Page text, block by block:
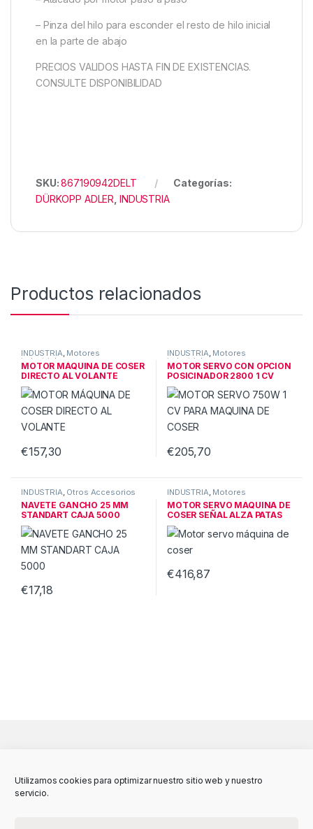
Utilizamos cookies para optimizar nuestro sitio web y nuestro
servicio.
– Pinza del hilo para esconder el resto de hilo inicial
en la parte de abajo
PRECIOS VALIDOS HASTA FIN DE EXISTENCIAS.
CONSULTE DISPONIBILIDAD
SKU:867190942DELT
Categorías:
DÜRKOPP ADLER INDUSTRIA
Productos relacionados
INDUSTRIA, Motores
industriales
MOTOR MÁQUINA DE COSER
DIRECTO AL VOLANTE
€157,30
INDUSTRIA, Motores
industriales
MOTOR SERVO CON OPCION
POSICINADOR 2800 1 CV
€205,70
INDUSTRIA, Otros Accesorios
NAVETE GANCHO 25 MM
STANDART CAJA 5000
€17,18
INDUSTRIA, Motores
industriales
MOTOR SERVO MÁQUINA DE
COSER SEÑAL ALZA PATAS
600W
€416,87